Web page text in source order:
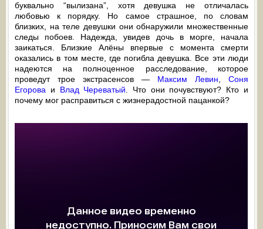
буквально “вылизана”, хотя девушка не отличалась
любовью к порядку. Но самое страшное, по словам
близких, на теле девушки они обнаружили множественные
следы побоев. Надежда, увидев дочь в морге, начала
заикаться. Близкие Алёны впервые с момента смерти
оказались в том месте, где погибла девушка. Все эти люди
надеются на полноценное расследование, которое
проведут трое экстрасенсов — Максим Левин
Соня
Егорова и Влад Череватый . Что они почувствуют? Кто и
почему мог расправиться с жизнерадостной пацанкой?